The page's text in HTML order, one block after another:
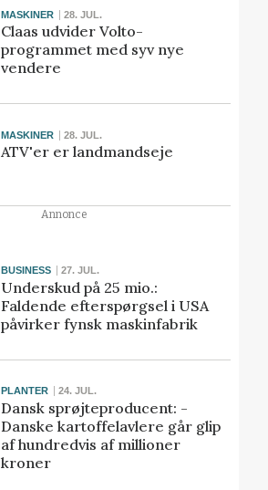
MASKINER 28. JUL.
Claas udvider Volto-
programmet med syv nye
vendere
MASKINER 28. JUL.
ATV'er er landmandseje
Annonce
BUSINESS 27. JUL.
Underskud på 25 mio.:
Faldende efterspørgsel i USA
påvirker fynsk maskinfabrik
PLANTER 24. JUL.
Dansk sprøjteproducent: -
Danske kartoffelavlere går glip
af hundredvis af millioner
kroner